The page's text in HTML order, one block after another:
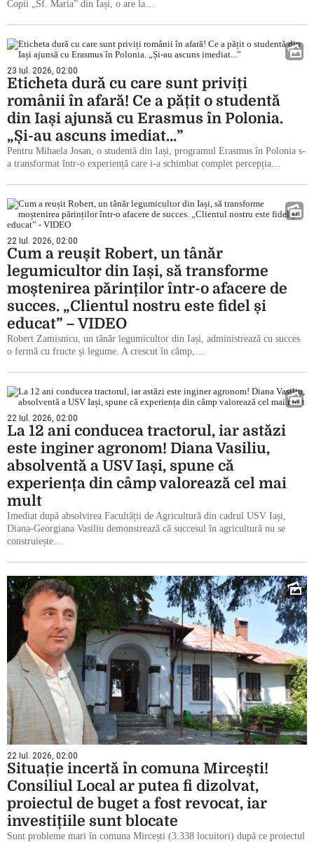
Copii „Sf. Maria” din Iași, o are la…
23 Iul. 2026, 02:00
Eticheta dură cu care sunt priviți
românii în afară! Ce a pățit o studentă
din Iași ajunsă cu Erasmus în Polonia.
„Și-au ascuns imediat…”
Pentru Mihaela Josan, o studentă din Iași, programul Erasmus în Polonia s-
a transformat într-o experiență care i-a schimbat complet percepția…
22 Iul. 2026, 02:00
Cum a reușit Robert, un tânăr
legumicultor din Iași, să transforme
moștenirea părinților într-o afacere de
succes. „Clientul nostru este fidel și
educat” – VIDEO
Robert Zamisnicu, un tânăr legumicultor din Iași, administrează cu succes
o fermă cu fructe și legume. A crescut în câmp,…
22 Iul. 2026, 02:00
La 12 ani conducea tractorul, iar astăzi
este inginer agronom! Diana Vasiliu,
absolventă a USV Iași, spune că
experiența din câmp valorează cel mai
mult
Imediat după absolvirea Facultății de Agricultură din cadrul USV Iași,
Diana-Georgiana Vasiliu demonstrează că succesul în agricultură nu se
construiește…
22 Iul. 2026, 02:00
Situație incertă în comuna Mircești!
Consiliul Local ar putea fi dizolvat,
proiectul de buget a fost revocat, iar
investițiile sunt blocate
Sunt probleme mari în comuna Mircești (3.338 locuitori) după ce proiectul